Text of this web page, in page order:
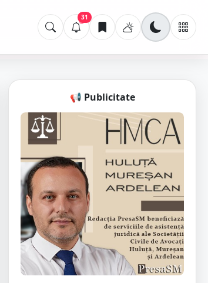
31
📢 Publicitate